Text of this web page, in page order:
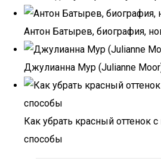
Антон Батырев, биография,
Джулианна Мур (Julianne
Как убрать красный оттенок
способы